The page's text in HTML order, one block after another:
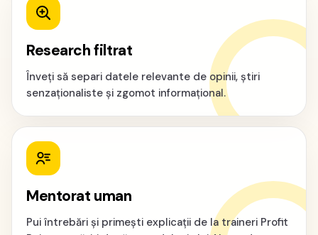
Research filtrat
Înveți să separi datele relevante de opinii, știri
senzaționaliste și zgomot informațional.
Mentorat uman
Pui întrebări și primești explicații de la traineri Profit